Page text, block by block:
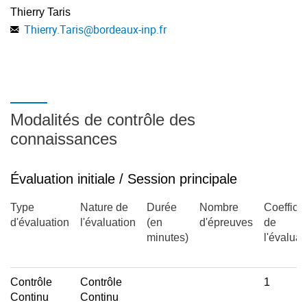
d. Notion de pôles dominants (localisation, Effet Miller,
Montage Cascode)
Thierry Taris
Thierry.Taris@bordeaux-inp.fr
Modalités de contrôle des
connaissances
Évaluation initiale / Session principale
Type
d'évaluation
Nature de
l'évaluation
Durée
(en
minutes)
Nombre
d'épreuves
de
Contrôle
Continu
Contrôle
Continu
1